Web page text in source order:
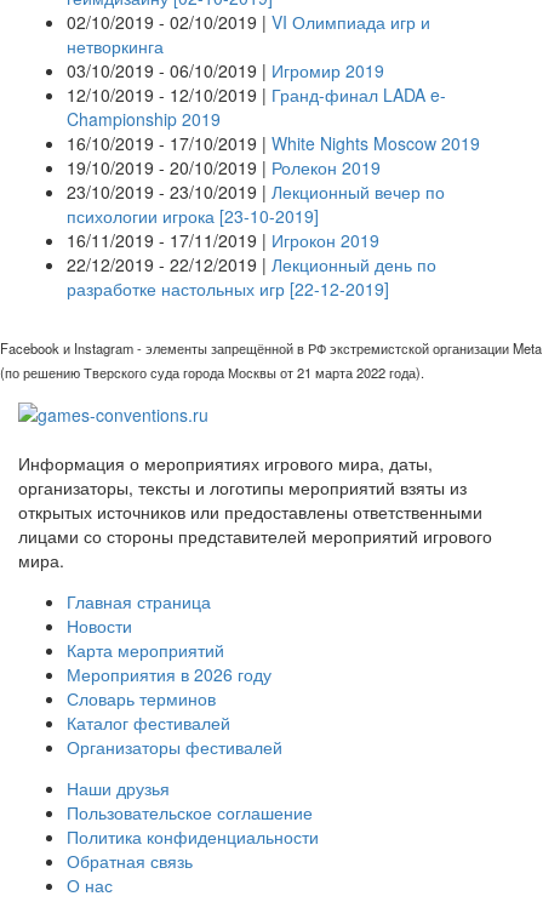
02/10/2019 - 02/10/2019 | VI Олимпиада игр и
нетворкинга
03/10/2019 - 06/10/2019 | Игромир 2019
12/10/2019 - 12/10/2019 | Гранд-финал LADA e-
Championship 2019
16/10/2019 - 17/10/2019 | White Nights Moscow 2019
19/10/2019 - 20/10/2019 | Ролекон 2019
23/10/2019 - 23/10/2019 | Лекционный вечер по
психологии игрока [23-10-2019]
16/11/2019 - 17/11/2019 | Игрокон 2019
22/12/2019 - 22/12/2019 | Лекционный день по
разработке настольных игр [22-12-2019]
Facebook и Instagram - элементы запрещённой в РФ экстремистской организации Meta
(по решению Тверского суда города Москвы от 21 марта 2022 года).
Информация о мероприятиях игрового мира, даты,
организаторы, тексты и логотипы мероприятий взяты из
открытых источников или предоставлены ответственными
лицами со стороны представителей мероприятий игрового
мира.
Главная страница
Новости
Карта мероприятий
Мероприятия в 2026 году
Словарь терминов
Каталог фестивалей
Организаторы фестивалей
Наши друзья
Пользовательское соглашение
Политика конфиденциальности
Обратная связь
О нас